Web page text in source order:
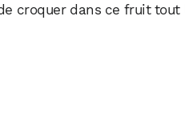
croquer dans ce fruit tout